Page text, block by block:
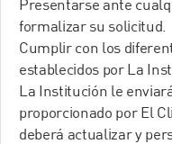
Presentarse ante
formalizar su solicitud.
Cumplir con los
establecidos por La
La Institución le
proporcionado por El
deberá actualizar y